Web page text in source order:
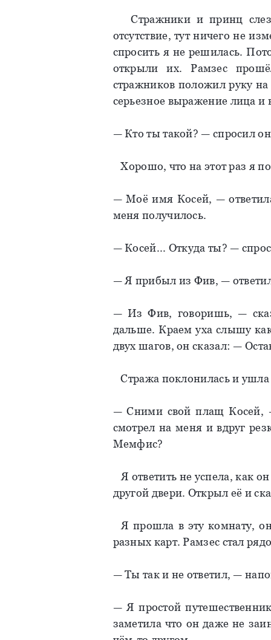
Стражники и принц
отсутствие, тут ничего не
спросить я не решилась.
открыли их. Рамзес
стражников положил руку
серьезное выражение лица и
— Кто ты такой? — спросил
Хорошо, что на этот раз я
— Моё имя Косей, —
меня получилось.
— Косей... Откуда ты? —
— Я прибыл из Фив, —
— Из Фив, говоришь, —
дальше. Краем уха слышу
двух шагов, он сказал: —
Стража поклонилась и
— Сними свой плащ Косей,
смотрел на меня и вдруг
Мемфис?
Я ответить не успела, как
другой двери. Открыл её и
Я прошла в эту комнату,
разных карт. Рамзес стал
— Ты так и не ответил, —
— Я простой
заметила что он даже не